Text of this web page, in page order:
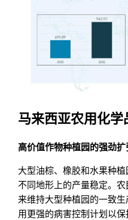
马来西亚农用化
高价值作物种植园的强劲
大型油棕、橡胶和水果种
不同地形上的产量稳定。
来维持大型种植园的一致
用更强的病害控制计划以